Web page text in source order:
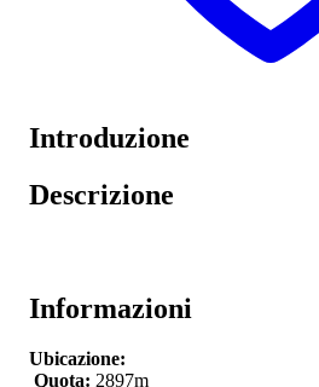
Introduzione
Descrizione
Informazioni
Ubicazione:
Quota: 2897m